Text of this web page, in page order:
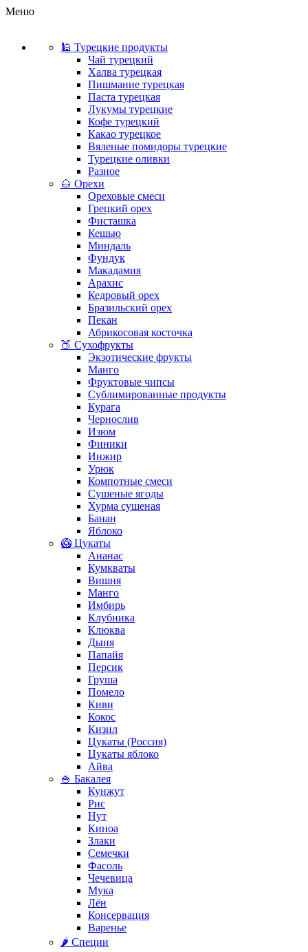
Меню
🕌 Турецкие продукты
Чай турецкий
Халва турецкая
Пишмание турецкая
Паста турецкая
Лукумы турецкие
Кофе турецкий
Какао турецкое
Вяленые помидоры турецкие
Турецкие оливки
Разное
🌰 Орехи
Ореховые смеси
Грецкий орех
Фисташка
Кешью
Миндаль
Фундук
Макадамия
Арахис
Кедровый орех
Бразильский орех
Пекан
Абрикосовая косточка
🍑 Сухофрукты
Экзотические фрукты
Манго
Фруктовые чипсы
Сублимированные продукты
Курага
Чернослив
Изюм
Финики
Инжир
Урюк
Компотные смеси
Сушеные ягоды
Хурма сушеная
Банан
Яблоко
🥝 Цукаты
Ананас
Кумкваты
Вишня
Манго
Имбирь
Клубника
Клюква
Дыня
Папайя
Персик
Груша
Помело
Киви
Кокос
Кизил
Цукаты (Россия)
Цукаты яблоко
Айва
🍚 Бакалея
Кунжут
Рис
Нут
Киноа
Злаки
Семечки
Фасоль
Чечевица
Мука
Лён
Консервация
Варенье
🌶️ Специи